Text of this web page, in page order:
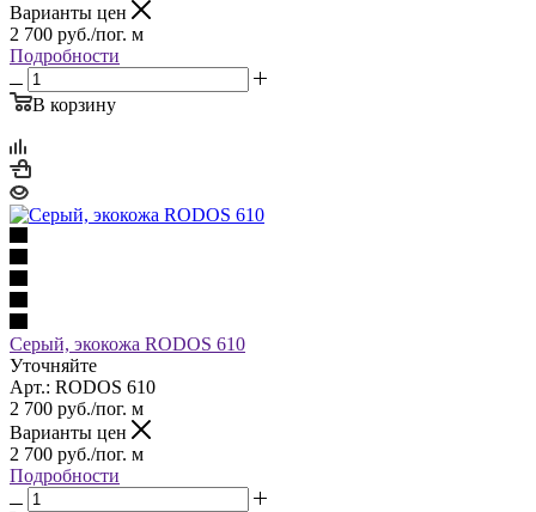
Варианты цен
2 700 руб./пог. м
Подробности
В корзину
Серый, экокожа RODOS 610
Уточняйте
Арт.: RODOS 610
2 700 руб./пог. м
Варианты цен
2 700 руб./пог. м
Подробности